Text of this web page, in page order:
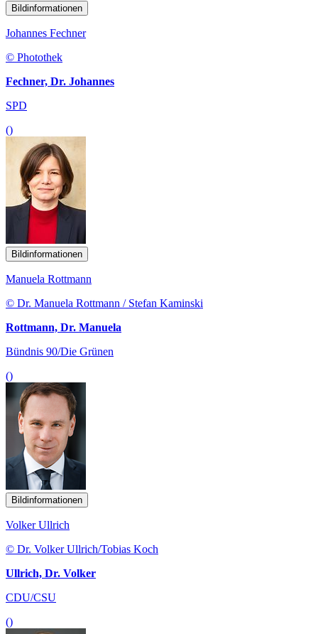
Bildinformationen
Johannes Fechner
© Photothek
Fechner, Dr. Johannes
SPD
()
Bildinformationen
Manuela Rottmann
© Dr. Manuela Rottmann / Stefan Kaminski
Rottmann, Dr. Manuela
Bündnis 90/Die Grünen
()
Bildinformationen
Volker Ullrich
© Dr. Volker Ullrich/Tobias Koch
Ullrich, Dr. Volker
CDU/CSU
()